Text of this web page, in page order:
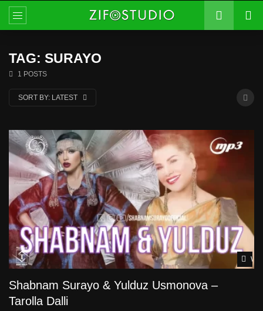
TAG: SURAYO
1 POSTS
SORT BY: LATEST
Shabnam Surayo & Yulduz Usmonova –
Tarolla Dalli